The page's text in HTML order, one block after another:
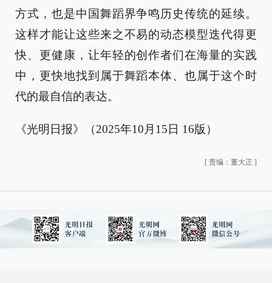
方式，也是中国舞蹈界争鸣历史传统的延续。
这样才能让这些来之不易的动态模型迭代得更
快、更健康，让年轻的创作者们在海量的实践
中，更快地找到属于舞蹈本体、也属于这个时
代的最自信的表达。
《光明日报》（2025年10月15日 16版）
[ 责编：董大正 ]